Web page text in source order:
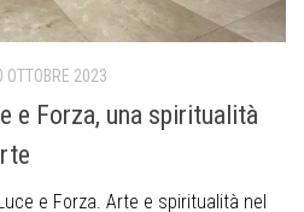
OTTOBRE 2023
e Forza, una spiritualità
e Forza. Arte e spiritualità nel